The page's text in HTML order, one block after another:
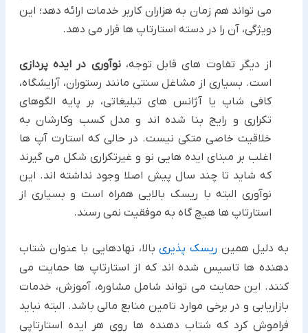
می تواند هم زمان به هزاران کاربر خدمات ارائه دهد؛ این
ویژگی، آن را در دسته استارتاپ ها قرار می دهد.
از دیگر تفاوت های قابل توجه،نوآوری در ایده پردازی
است. بسیاری از مشاغل سنتی مانند رستوران، آرایشگاه،
کافی شاپ یا آژانس های تبلیغاتی، بر پایه الگوهای
تکراری و رایج بنا شده اند و مدل کسب وکارشان به
خلاقیت خاصی متکی نیست. در حالی که استارت آپ ها
اغلب بر مبنای ایده هایی نو و غیرتکراری شکل می گیرند
که شاید تا چند سال پیش اصلا وجود نداشته اند. این
نوآوری البته با ریسک بالایی همراه است و بسیاری از
استارتاپ ها هیچ گاه به موفقیت نمی رسند.
به دلیل همین ریسک پذیریبالا، نهادهایی با عنوان شتاب
دهنده ها تاسیس شده اند که از استارتاپ ها حمایت می
کنند. این حمایت می تواند شامل مشاوره، آموزش، خدمات
بازاریابی و در برخی موارد تامین منابع مالی باشد. البته نباید
فراموش کرد که شتاب دهنده ها روی هر ایده استارتاپی